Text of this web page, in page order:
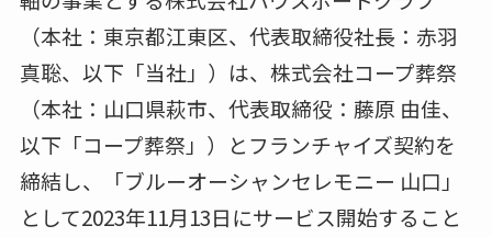
（本社：東京都江東区、代表取締役社長：赤羽
真聡、以下「当社」）は、株式会社コープ葬祭
（本社：山口県萩市、代表取締役：藤原 由佳、
以下「コープ葬祭」）とフランチャイズ契約を
締結し、「ブルーオーシャンセレモニー 山口」
として2023年11月13日にサービス開始すること